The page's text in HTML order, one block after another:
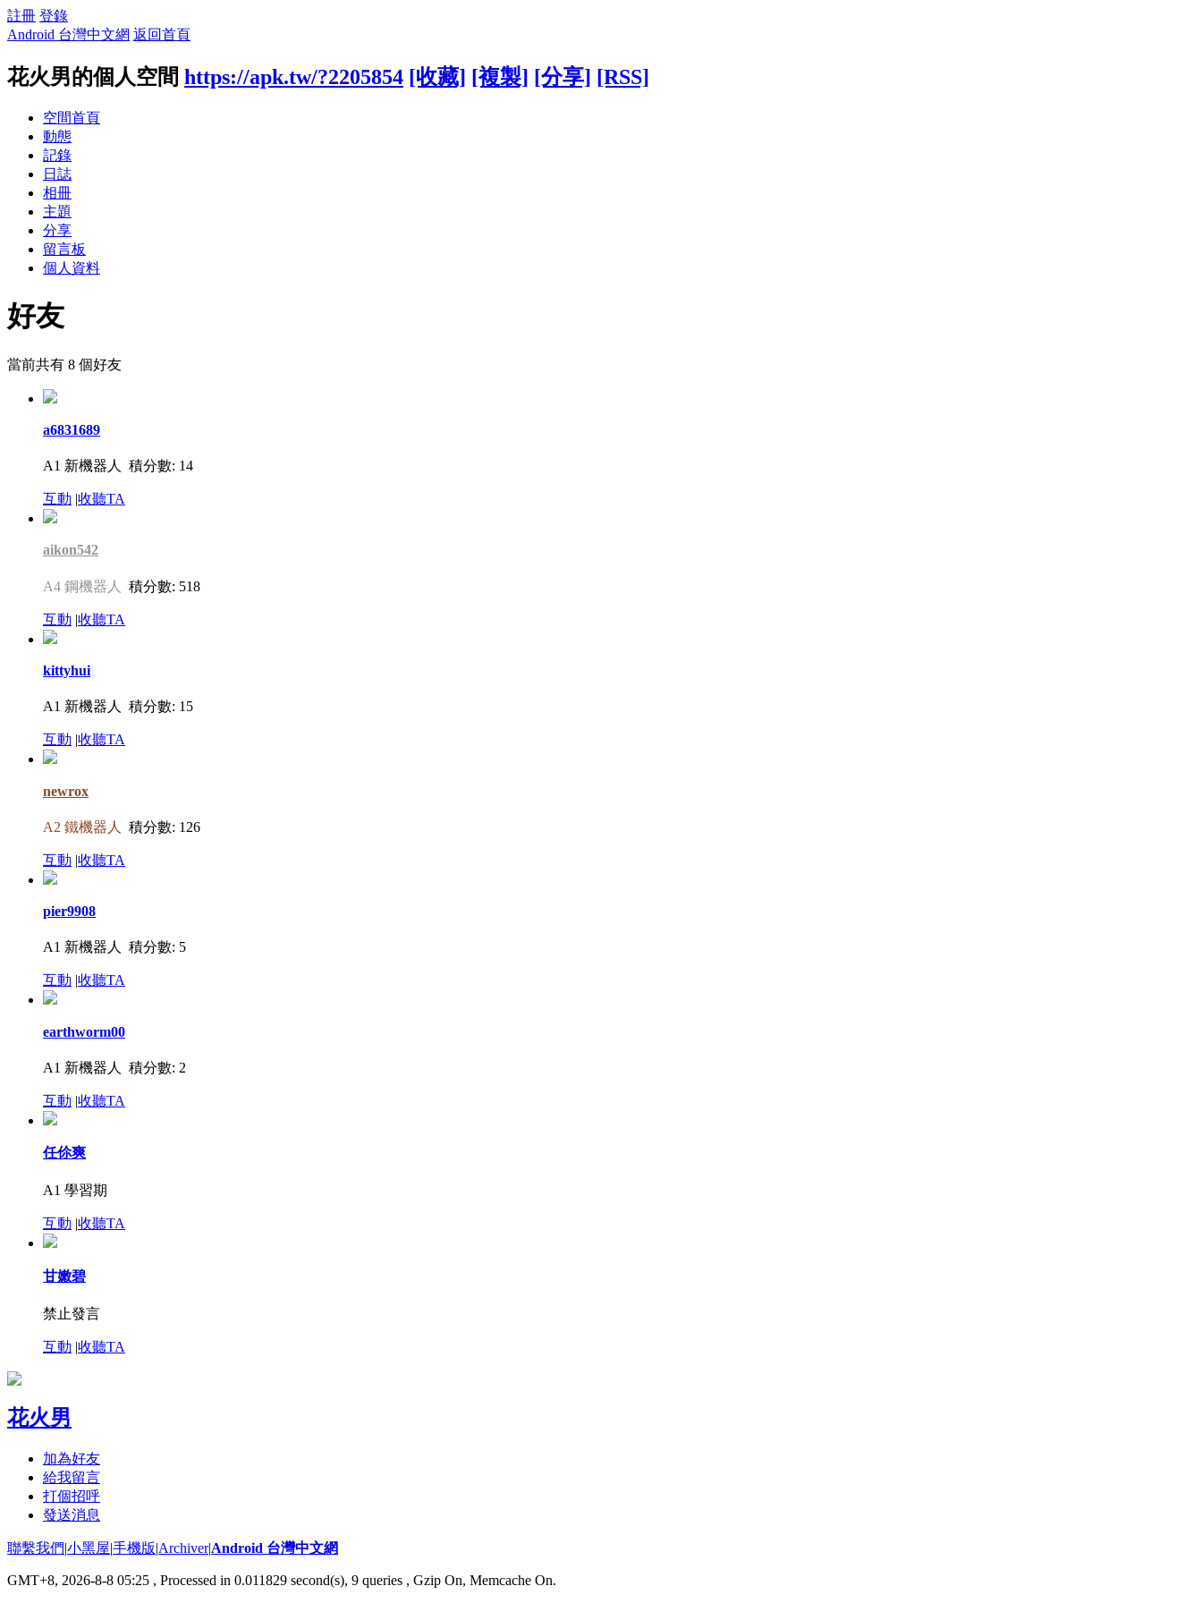
註冊 登錄
Android 台灣中文網 返回首頁
花火男的個人空間 https://apk.tw/?2205854 [收藏] [複製] [分享] [RSS]
空間首頁
動態
記錄
日誌
相冊
主題
分享
留言板
個人資料
好友
當前共有 8 個好友
a6831689
A1 新機器人 積分數: 14
互動 |收聽TA
aikon542
A4 鋼機器人 積分數: 518
互動 |收聽TA
kittyhui
A1 新機器人 積分數: 15
互動 |收聽TA
newrox
A2 鐵機器人 積分數: 126
互動 |收聽TA
pier9908
A1 新機器人 積分數: 5
互動 |收聽TA
earthworm00
A1 新機器人 積分數: 2
互動 |收聽TA
任伱爽
A1 學習期
互動 |收聽TA
甘嫩碧
禁止發言
互動 |收聽TA
花火男
加為好友
給我留言
打個招呼
發送消息
聯繫我們|小黑屋|手機版|Archiver|Android 台灣中文網
GMT+8, 2026-8-8 05:25 , Processed in 0.011829 second(s), 9 queries , Gzip On, Memcache On.